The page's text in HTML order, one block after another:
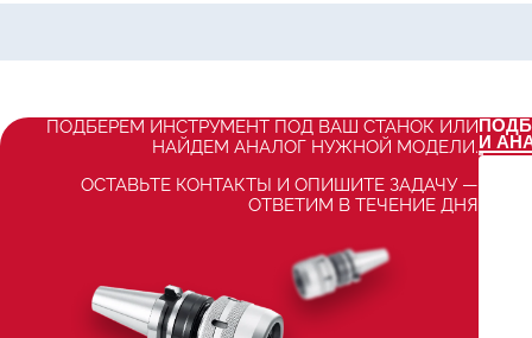
ПОДБЕРЕМ ИНСТРУМЕНТ ПОД ВАШ СТАНОК ИЛИ
НАЙДЕМ АНАЛОГ НУЖНОЙ МОДЕЛИ.
ОСТАВЬТЕ КОНТАКТЫ И ОПИШИТЕ ЗАДАЧУ —
ОТВЕТИМ В ТЕЧЕНИЕ ДНЯ
И